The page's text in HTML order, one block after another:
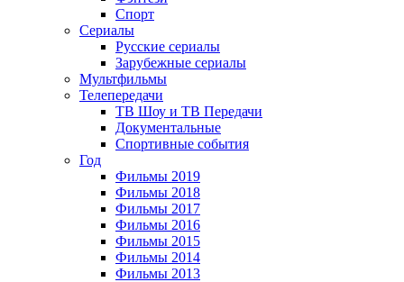
Спорт
Сериалы
Русские сериалы
Зарубежные сериалы
Мультфильмы
Телепередачи
ТВ Шоу и ТВ Передачи
Документальные
Спортивные события
Год
Фильмы 2019
Фильмы 2018
Фильмы 2017
Фильмы 2016
Фильмы 2015
Фильмы 2014
Фильмы 2013